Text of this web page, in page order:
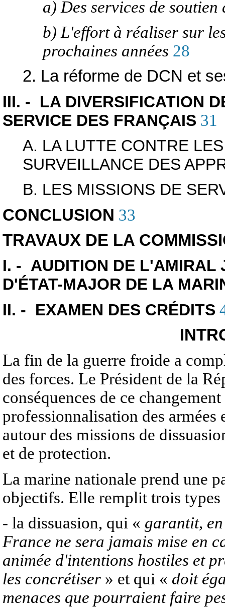
a) Des services de
b) L'effort à réaliser sur
prochaines années 28
2. La réforme de DCN et
III. - LA DIVERSIFICATION
SERVICE DES FRANÇAIS 31
A. LA LUTTE CONTRE
SURVEILLANCE DES
B. LES MISSIONS DE
CONCLUSION 33
TRAVAUX DE LA
I. - AUDITION DE L'AMIRAL
D'ÉTAT-MAJOR DE LA
II. - EXAMEN DES CRÉDITS
La fin de la guerre froide a
des forces. Le Président de la
conséquences de ce
professionnalisation des
autour des missions de
et de protection.
La marine nationale prend une
objectifs. Elle remplit trois
- la dissuasion, qui « garantit,
France ne sera jamais mise en
animée d'intentions hostiles et
les concrétiser » et qui « doit
menaces que pourraient faire